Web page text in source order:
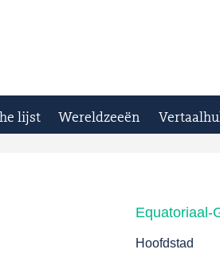
lijst Wereldzeeën
Equatoriaal-
Hoofdstad